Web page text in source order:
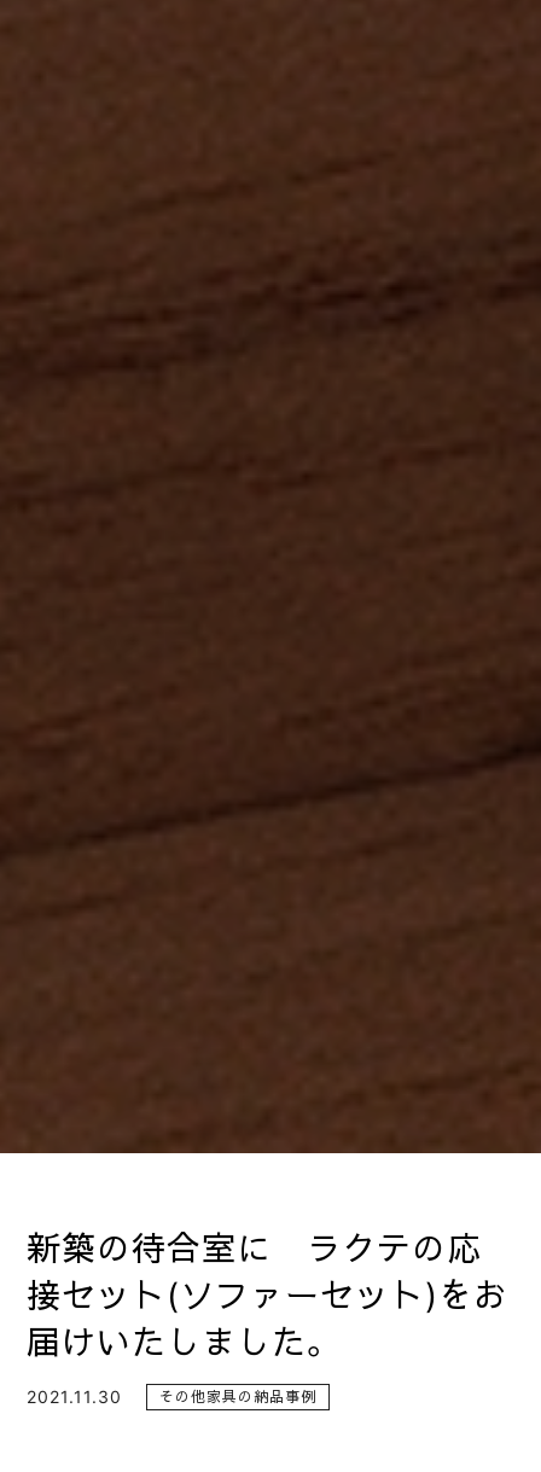
新築の待合室に ラクテの応
接セット(ソファーセット)をお
届けいたしました。
2021.11.30 その他家具の納品事例